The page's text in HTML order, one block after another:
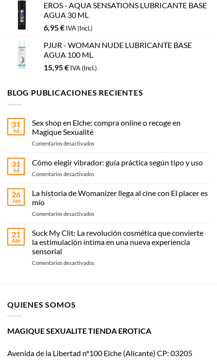
EROS - AQUA SENSATIONS LUBRICANTE BASE
AGUA 30 ML
6,95€ IVA (Incl.)
PJUR - WOMAN NUDE LUBRICANTE BASE
AGUA 100 ML
15,95€ IVA (Incl.)
BLOG PUBLICACIONES RECIENTES
31
Jul
Sex shop en Elche: compra online o recoge en
Magique Sexualité
Comentarios desactivadosen
shop
en
Elche:
online
en
Sexualité
31
Jul
Cómo elegir vibrador: guía práctica según tipo y uso
Comentarios desactivadosen
elegir
vibrador:
práctica
tipo
26
Jun
La historia de Womanizer llega al cine con El placer es
mío
Comentarios desactivadosen
historia
de
Womanizer
al
21
Abr
Suck My Clit: La revolución cosmética que convierte
la estimulación íntima en una nueva experiencia
sensorial
Comentarios desactivadosen
convierte
íntima
QUIENES SOMOS
MAGIQUE SEXUALITE TIENDA EROTICA
Avenida de la Libertad nº100 Elche (Alicante) CP: 03205